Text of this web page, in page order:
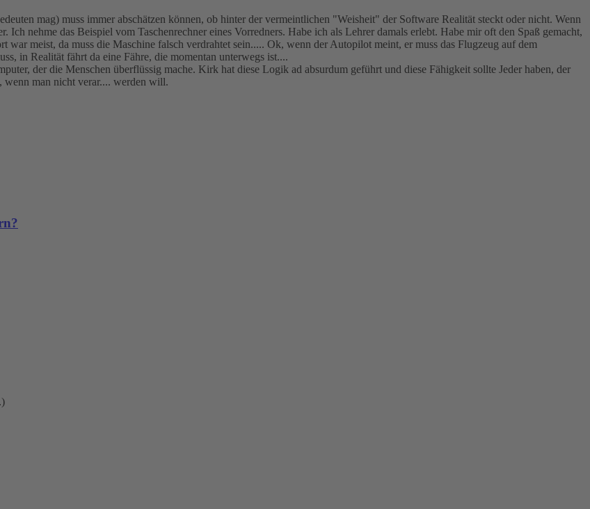
mag) muss immer abschätzen können, ob hinter der vermeintlichen "Weisheit" der Software Realität steckt oder nicht. Wenn
Ich nehme das Beispiel vom Taschenrechner eines Vorredners. Habe ich als Lehrer damals erlebt. Habe mir oft den Spaß gemacht,
meist, da muss die Maschine falsch verdrahtet sein..... Ok, wenn der Autopilot meint, er muss das Flugzeug auf dem
in Realität fährt da eine Fähre, die momentan unterwegs ist....
der die Menschen überflüssig mache. Kirk hat diese Logik ad absurdum geführt und diese Fähigkeit sollte Jeder haben, der
wenn man nicht verar.... werden will.